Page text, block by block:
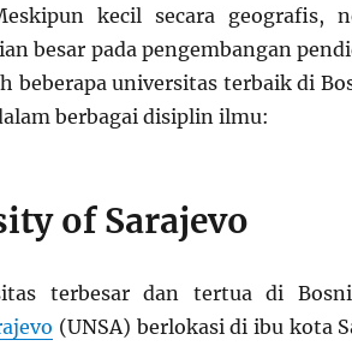
kecil secara geografis,
besar pada pengembangan
beberapa universitas terbaik di
berbagai disiplin ilmu:
of Sarajevo
terbesar dan tertua di
(UNSA) berlokasi di ibu kota